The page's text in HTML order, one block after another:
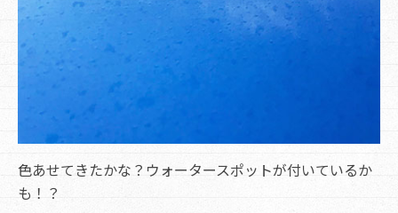
色あせてきたかな？ウォータースポットが付いているか
も！？